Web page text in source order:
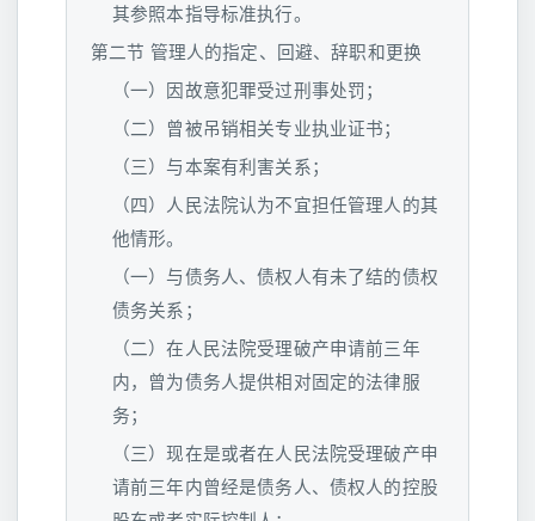
其参照本指导标准执行。
第二节 管理人的指定、回避、辞职和更换
（一）因故意犯罪受过刑事处罚；
（二）曾被吊销相关专业执业证书；
（三）与本案有利害关系；
（四）人民法院认为不宜担任管理人的其
他情形。
（一）与债务人、债权人有未了结的债权
债务关系；
（二）在人民法院受理破产申请前三年
内，曾为债务人提供相对固定的法律服
务；
（三）现在是或者在人民法院受理破产申
请前三年内曾经是债务人、债权人的控股